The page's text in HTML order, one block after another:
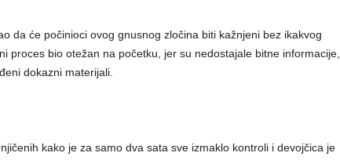
da će počinioci ovog gnusnog zločina biti kažnjeni bez ikakvog
proces bio otežan na početku, jer su nedostajale bitne informacije,
dokazni materijali.
kako je za samo dva sata sve izmaklo kontroli i devojčica je